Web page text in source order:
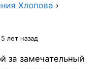
Хлопова ›
лет назад
за замечательный